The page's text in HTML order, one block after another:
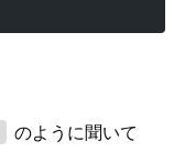
のように聞いて